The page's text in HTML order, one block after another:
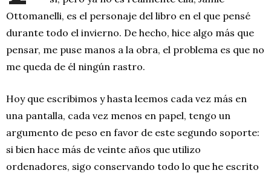
Ottomanelli, es el personaje del libro en el que pensé
durante todo el invierno. De hecho, hice algo más que
pensar, me puse manos a la obra, el problema es que no
me queda de él ningún rastro.
Hoy que escribimos y hasta leemos cada vez más en
una pantalla, cada vez menos en papel, tengo un
argumento de peso en favor de este segundo soporte:
si bien hace más de veinte años que utilizo
ordenadores, sigo conservando todo lo que he escrito